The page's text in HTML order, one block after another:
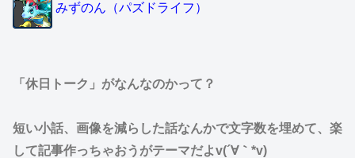
みずのん（パズドライフ）
「休日トーク」がなんなのかって？
短い小話、画像を減らした話なんかで文字数を埋めて、楽
して記事作っちゃおうがテーマだよv(´∀｀*v)